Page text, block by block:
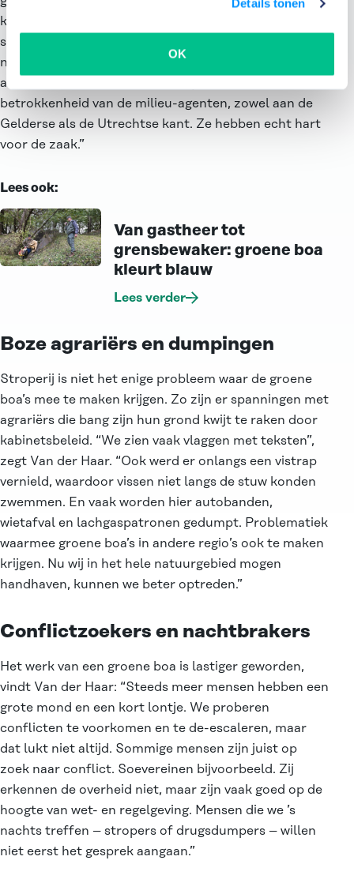
Details tonen
OK
konden het helaas maar deels lezen. De politie
schoot ons te hulp. Dankzij technische middelen en
nader onderzoek kon de politie de eigenaar van de
auto wel achterhalen. Ik ben blij met de inzet en
betrokkenheid van de milieu-agenten, zowel aan de
Gelderse als de Utrechtse kant. Ze hebben echt hart
voor de zaak.”
Lees ook:
Relevante artikelen
Van gastheer tot
grensbewaker: groene boa
kleurt blauw
Lees verder
Boze agrariërs en dumpingen
Stroperij is niet het enige probleem waar de groene
boa’s mee te maken krijgen. Zo zijn er spanningen met
agrariërs die bang zijn hun grond kwijt te raken door
kabinetsbeleid. “We zien vaak vlaggen met teksten”,
zegt Van der Haar. “Ook werd er onlangs een vistrap
vernield, waardoor vissen niet langs de stuw konden
zwemmen. En vaak worden hier autobanden,
wietafval en lachgaspatronen gedumpt. Problematiek
waarmee groene boa’s in andere regio’s ook te maken
krijgen. Nu wij in het hele natuurgebied mogen
handhaven, kunnen we beter optreden.”
Conflictzoekers en nachtbrakers
Het werk van een groene boa is lastiger geworden,
vindt Van der Haar: “Steeds meer mensen hebben een
grote mond en een kort lontje. We proberen
conflicten te voorkomen en te de-escaleren, maar
dat lukt niet altijd. Sommige mensen zijn juist op
zoek naar conflict. Soevereinen bijvoorbeeld. Zij
erkennen de overheid niet, maar zijn vaak goed op de
hoogte van wet- en regelgeving. Mensen die we ’s
nachts treffen – stropers of drugsdumpers – willen
niet eerst het gesprek aangaan.”